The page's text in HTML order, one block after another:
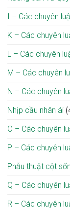
I – Các chuyên
K – Các chuyên
L – Các chuyên
M – Các chuyên
N – Các chuyên
Nhịp cầu nhân ái
O – Các chuyên
P – Các chuyên
Phẫu thuật cột
Q – Các chuyên
R – Các chuyên